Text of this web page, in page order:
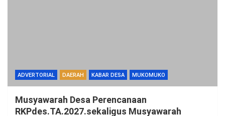
ADVERTORIAL DAERAH KABAR DESA MUKOMUKO
Musyawarah Desa Perencanaan
RKPdes.TA.2027.sekaligus Musyawarah